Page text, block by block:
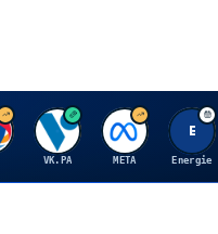
V
VK.PA
M
META
E
Energie